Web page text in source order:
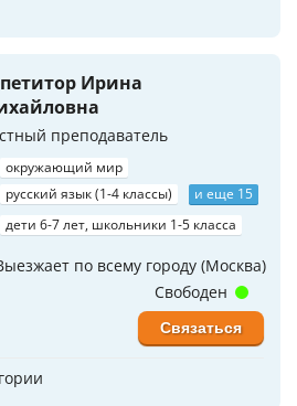
Ирина
преподаватель
окружающий мир
русский язык (1-4 классы)
и еще 15
дети 6-7 лет, школьники 1-5 класса
по всему городу (Москва)
Свободен
Связаться